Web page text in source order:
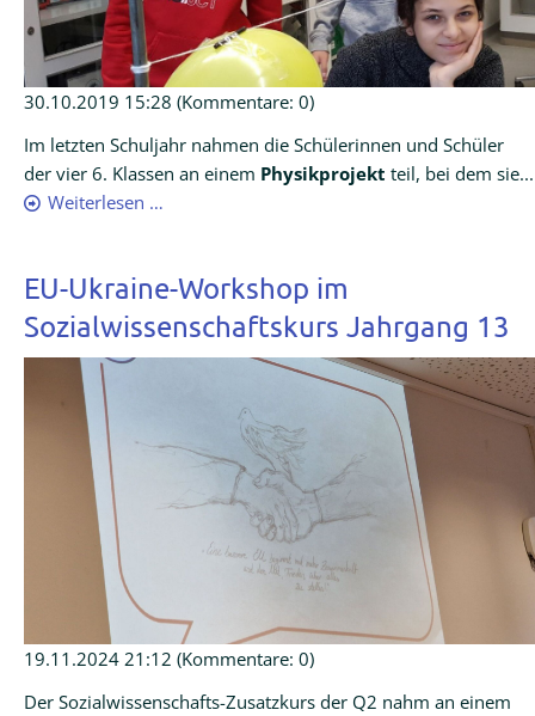
30.10.2019 15:28 (Kommentare: 0)
Im letzten Schuljahr nahmen die Schülerinnen und Schüler
der vier 6. Klassen an einem Physikprojekt teil, bei dem sie...
Weiterlesen …
EU-Ukraine-Workshop im
Sozialwissenschaftskurs Jahrgang 13
19.11.2024 21:12 (Kommentare: 0)
Der Sozialwissenschafts-Zusatzkurs der Q2 nahm an einem